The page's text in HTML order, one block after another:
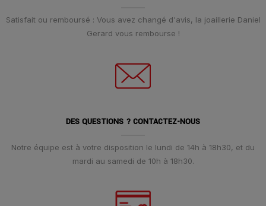
Satisfait ou remboursé : Vous avez changé d'avis, la joaillerie Daniel
Gerard vous rembourse !
DES QUESTIONS ? CONTACTEZ-NOUS
Notre équipe est à votre disposition le lundi de 14h à 18h30, et du
mardi au samedi de 10h à 18h30.